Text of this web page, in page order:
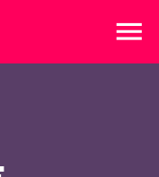
menu